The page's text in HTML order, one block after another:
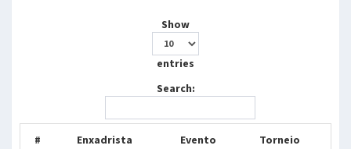
Show
entries
Search:
# Enxadrista Evento Torneio